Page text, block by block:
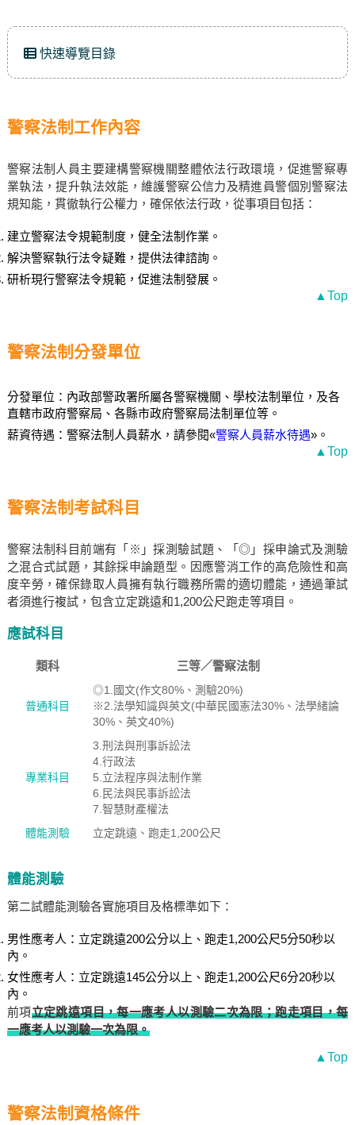
快速導覽目錄
警察法制工作內容
警察法制人員主要建構警察機關整體依法行政環境，促進警察專
業執法，提升執法效能，維護警察公信力及精進員警個別警察法
規知能，貫徹執行公權力，確保依法行政，從事項目包括：
建立警察法令規範制度，健全法制作業。
解決警察執行法令疑難，提供法律諮詢。
研析現行警察法令規範，促進法制發展。
▲Top
警察法制分發單位
分發單位：內政部警政署所屬各警察機關、學校法制單位，及各
直轄市政府警察局、各縣市政府警察局法制單位等。
薪資待遇：警察法制人員薪水，請參閱«警察人員薪水待遇»。
▲Top
警察法制考試科目
警察法制科目前端有「※」採測驗試題、「◎」採申論式及測驗
之混合式試題，其餘採申論題型。因應警消工作的高危險性和高
度辛勞，確保錄取人員擁有執行職務所需的適切體能，通過筆試
者須進行複試，包含立定跳遠和1,200公尺跑走等項目。
應試科目
類科 三等／警察法制
普通科目
◎1.國文(作文80%、測驗20%)
※2.法學知識與英文(中華民國憲法30%、法學緒論
30%、英文40%)
專業科目
3.刑法與刑事訴訟法
4.行政法
5.立法程序與法制作業
6.民法與民事訴訟法
7.智慧財產權法
體能測驗
立定跳遠、跑走1,200公尺
體能測驗
第二試體能測驗各實施項目及格標準如下：
男性應考人：立定跳遠200公分以上、跑走1,200公尺5分50秒以
內。
女性應考人：立定跳遠145公分以上、跑走1,200公尺6分20秒以
內。
前項立定跳遠項目，每一應考人以測驗二次為限；跑走項目，每
一應考人以測驗一次為限。
▲Top
警察法制資格條件